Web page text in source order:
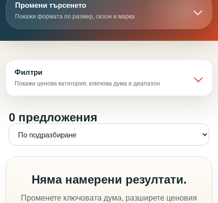
Промени търсенето
Покажи формата по размер, сезон и марка
Филтри
Покажи ценова категория, ключова дума и диапазон
0 предложения
Няма намерени резултати.
Променете ключовата дума, разширете ценовия